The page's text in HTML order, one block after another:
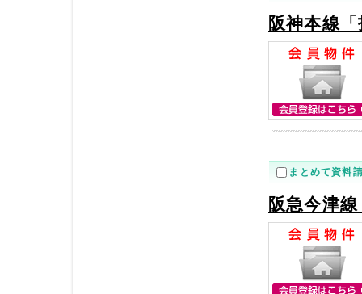
阪神本線
まとめて資料
阪急今津